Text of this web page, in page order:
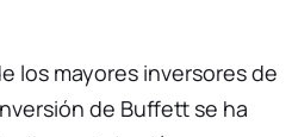
los mayores inversores de
de Buffett se ha